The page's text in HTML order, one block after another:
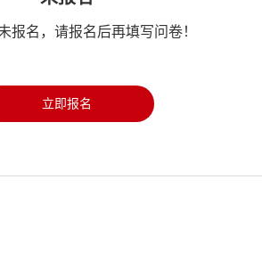
报名，请报名后再填写问卷！
立即报名